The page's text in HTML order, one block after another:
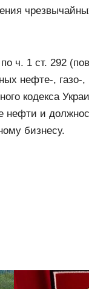
ч. 1 ст. 292
нефте-, газо-,
кодекса
нефти и
бизнесу.